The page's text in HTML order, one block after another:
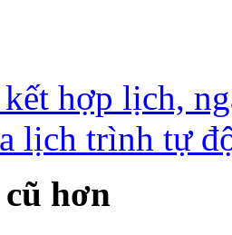
kết hợp lịch,
lịch trình tự
hơn